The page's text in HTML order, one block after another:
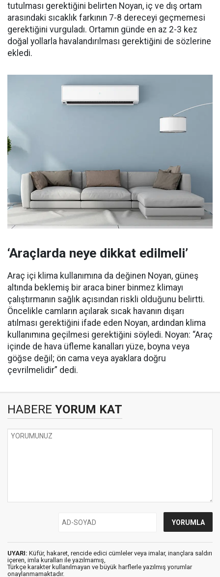
tutulması gerektiğini belirten Noyan, iç ve dış ortam
arasındaki sıcaklık farkının 7-8 dereceyi geçmemesi
gerektiğini vurguladı. Ortamın günde en az 2-3 kez
doğal yollarla havalandırılması gerektiğini de sözlerine
ekledi.
‘Araçlarda neye dikkat edilmeli’
Araç içi klima kullanımına da değinen Noyan, güneş
altında beklemiş bir araca biner binmez klimayı
çalıştırmanın sağlık açısından riskli olduğunu belirtti.
Öncelikle camların açılarak sıcak havanın dışarı
atılması gerektiğini ifade eden Noyan, ardından klima
kullanımına geçilmesi gerektiğini söyledi. Noyan: “Araç
içinde de hava üfleme kanalları yüze, boyna veya
göğse değil; ön cama veya ayaklara doğru
çevrilmelidir” dedi.
HABERE YORUM KAT
UYARI: Küfür, hakaret, rencide edici cümleler veya imalar, inançlara saldırı
içeren, imla kuralları ile yazılmamış,
Türkçe karakter kullanılmayan ve büyük harflerle yazılmış yorumlar
onaylanmamaktadır.